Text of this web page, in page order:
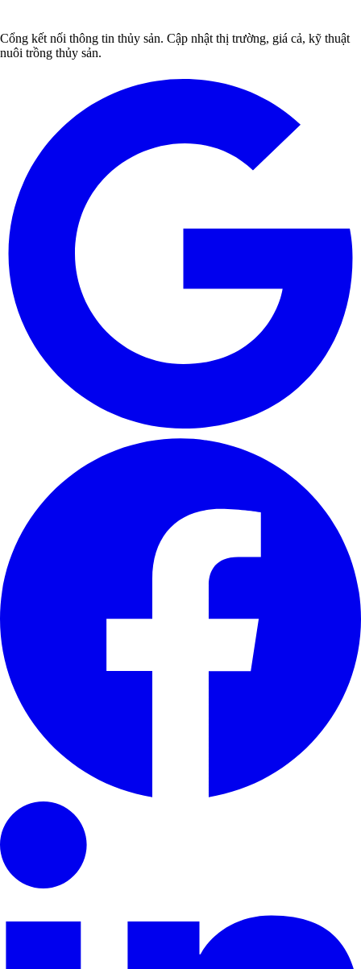
Cổng kết nối thông tin thủy sản. Cập nhật thị trường, giá cả, kỹ thuật
nuôi trồng thủy sản.